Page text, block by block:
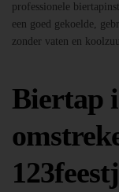
professionele
een goed gekoelde,
zonder vaten en
Biertap